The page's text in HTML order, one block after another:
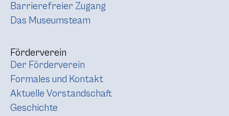
Barrierefreier Zugang
Das Museumsteam
Förderverein
Der Förderverein
Formales und Kontakt
Aktuelle Vorstandschaft
Geschichte